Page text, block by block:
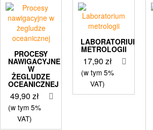
PROCESY
NAWIGACYJNE
W
ŻEGLUDZE
OCEANICZNEJ
49,90zł
(w tym 5%
VAT)
LABORATORIUM
METROLOGII
17,90 zł
(w tym 5%
VAT)